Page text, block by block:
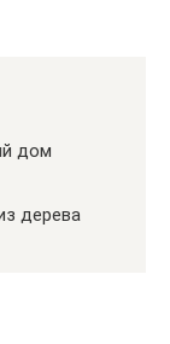
дом
дерева